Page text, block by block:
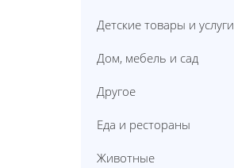
Детские товары и услуги
Дом, мебель и сад
Другое
Еда и рестораны
Животные